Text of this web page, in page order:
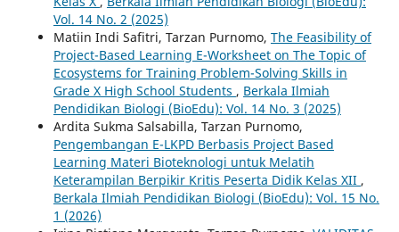
Vol. 14 No. 2 (2025)
Matiin Indi Safitri, Tarzan Purnomo, The Feasibility of
Project-Based Learning E-Worksheet on The Topic of
Ecosystems for Training Problem-Solving Skills in
Grade X High School Students , Berkala Ilmiah
Pendidikan Biologi (BioEdu): Vol. 14 No. 3 (2025)
Ardita Sukma Salsabilla, Tarzan Purnomo,
Pengembangan E-LKPD Berbasis Project Based
Learning Materi Bioteknologi untuk Melatih
Keterampilan Berpikir Kritis Peserta Didik Kelas XII ,
Berkala Ilmiah Pendidikan Biologi (BioEdu): Vol. 15 No.
1 (2026)